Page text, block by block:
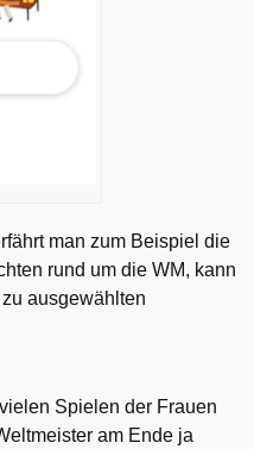
man zum Beispiel die
rund um die WM, kann
ausgewählten
Spielen der Frauen
am Ende ja